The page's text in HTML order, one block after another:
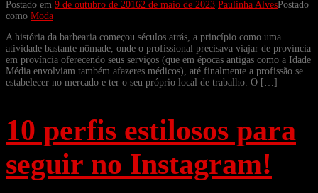
Postado em 9 de outubro de 20162 de maio de 2023 Paulinha AlvesPostado
como Moda
A história da barbearia começou séculos atrás, a princípio como uma
atividade bastante nômade, onde o profissional precisava viajar de província
em província oferecendo seus serviços (que em épocas antigas como a Idade
Média envolviam também afazeres médicos), até finalmente a profissão se
estabelecer no mercado e ter o seu próprio local de trabalho. O […]
10 perfis estilosos para
seguir no Instagram!